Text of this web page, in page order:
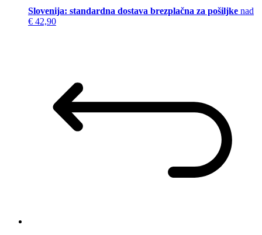
Slovenija: standardna dostava brezplačna za pošiljke nad
€ 42,90